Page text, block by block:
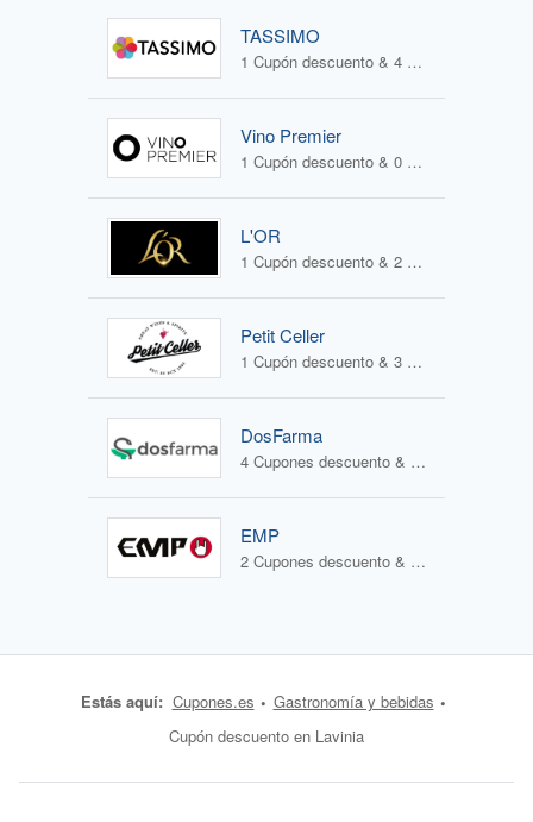
TASSIMO
1 Cupón descuento & 4 Ofertas
Vino Premier
1 Cupón descuento & 0 Ofertas
L'OR
1 Cupón descuento & 2 Ofertas
Petit Celler
1 Cupón descuento & 3 Ofertas
DosFarma
4 Cupones descuento & 1 Oferta
EMP
2 Cupones descuento & 2 Ofertas
Estás aquí: Cupones.es
Gastronomía y bebidas
Cupón descuento en Lavinia